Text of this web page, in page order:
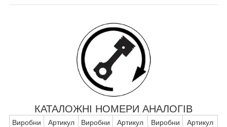
КАТАЛОЖНІ НОМЕРИ АНАЛОГІВ
Виробни
Артикул
Виробни
Артикул
Виробни
Артикул